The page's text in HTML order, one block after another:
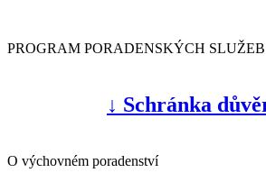
PROGRAM PORADENSKÝCH
↓ Schránka
O výchovném poradenství